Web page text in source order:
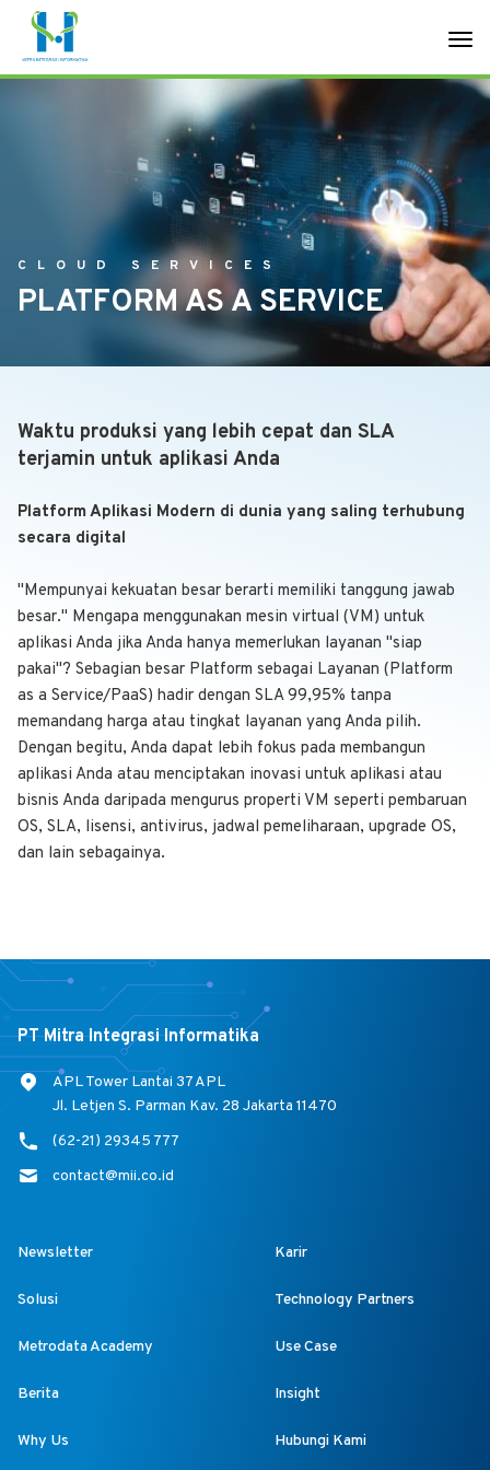
CLOUD SERVICES
PLATFORM AS A SERVICE
Waktu produksi yang lebih cepat dan SLA
terjamin untuk aplikasi Anda
Platform Aplikasi Modern di dunia yang saling terhubung
secara digital
"Mempunyai kekuatan besar berarti memiliki tanggung jawab
besar." Mengapa menggunakan mesin virtual (VM) untuk
aplikasi Anda jika Anda hanya memerlukan layanan "siap
pakai"? Sebagian besar Platform sebagai Layanan (Platform
as a Service/PaaS) hadir dengan SLA 99,95% tanpa
memandang harga atau tingkat layanan yang Anda pilih.
Dengan begitu, Anda dapat lebih fokus pada membangun
aplikasi Anda atau menciptakan inovasi untuk aplikasi atau
bisnis Anda daripada mengurus properti VM seperti pembaruan
OS, SLA, lisensi, antivirus, jadwal pemeliharaan, upgrade OS,
dan lain sebagainya.
PT Mitra Integrasi Informatika
APL Tower Lantai 37 APL
Jl. Letjen S. Parman Kav. 28 Jakarta 11470
(62-21) 29345 777
contact@mii.co.id
Newsletter Karir
Solusi Technology Partners
Metrodata Academy Use Case
Berita Insight
Why Us Hubungi Kami